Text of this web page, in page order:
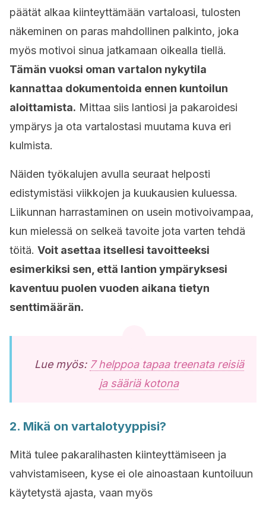
päätät alkaa kiinteyttämään vartaloasi, tulosten
näkeminen on paras mahdollinen palkinto, joka
myös motivoi sinua jatkamaan oikealla tiellä.
Tämän vuoksi oman vartalon nykytila
kannattaa dokumentoida ennen kuntoilun
aloittamista. Mittaa siis lantiosi ja pakaroidesi
ympärys ja ota vartalostasi muutama kuva eri
kulmista.
Näiden työkalujen avulla seuraat helposti
edistymistäsi viikkojen ja kuukausien kuluessa.
Liikunnan harrastaminen on usein motivoivampaa,
kun mielessä on selkeä tavoite jota varten tehdä
töitä. Voit asettaa itsellesi tavoitteeksi
esimerkiksi sen, että lantion ympäryksesi
kaventuu puolen vuoden aikana tietyn
senttimäärän.
Lue myös: 7 helppoa tapaa treenata reisiä
ja sääriä kotona
2. Mikä on vartalotyyppisi?
Mitä tulee pakaralihasten kiinteyttämiseen ja
vahvistamiseen, kyse ei ole ainoastaan kuntoiluun
käytetystä ajasta, vaan myös